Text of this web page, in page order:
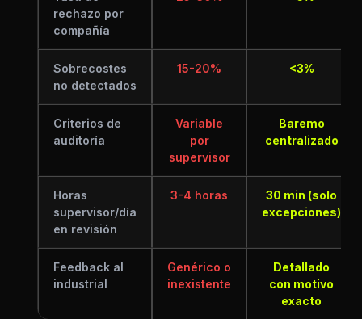
rechazo por
compañía
Sobrecostes
no detectados
15-20% <3%
Criterios de
auditoría
Variable
por
supervisor
Baremo
centralizado
Horas
supervisor/día
en revisión
3-4 horas
30 min (solo
excepciones)
Feedback al
industrial
Genérico o
inexistente
Detallado
con motivo
exacto